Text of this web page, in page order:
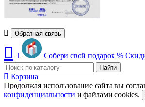
Обратная связь
Собери свой подарок %
Найти
Корзина
Продолжая использование сайта вы
конфиденциальности и файлами cookies.